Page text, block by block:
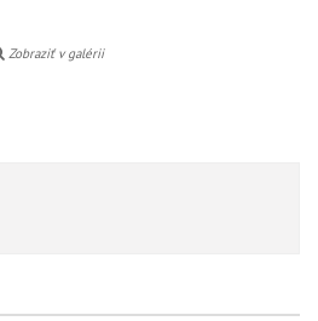
Zobraziť v galérii